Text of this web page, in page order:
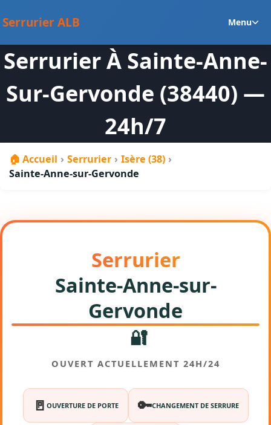
contenu
Serrurier ALB Menu
Serrurier À Sainte-Anne-
Sur-Gervonde (38440) —
24h/7
🏠 Accueil › Serrurier › Isère (38) ›
Sainte-Anne-sur-Gervonde
Serrurier
Sainte-Anne-sur-
Gervonde
🔐
OUVERT ACTUELLEMENT 24H/24
🚪 OUVERTURE DE PORTE 🔑CHANGEMENT DE SERRURE